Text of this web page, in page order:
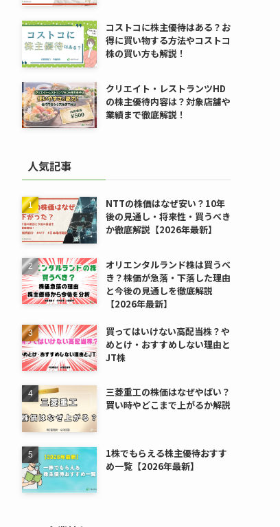
コストコに株主優待はある？お
得に買い物する方法やコストコ
株の買い方も解説！
クリエイト・レストランツHD
の株主優待内容は？対象店舗や
業績まで徹底解説！
人気記事
NTTの株価はなぜ安い？10年
後の見通し・将来性・買うべき
か徹底解説【2026年最新】
オリエンタルランド株は買うべ
き？株価が急落・下落した理由
と今後の見通しを徹底解説
【2026年最新】
買ってはいけない高配当株？や
めとけ・おすすめしない理由と
JT株
三菱重工の株価はなぜやばい？
買い時やどこまで上がるか解説
1株でもらえる株主優待おすす
め一覧【2026年最新】